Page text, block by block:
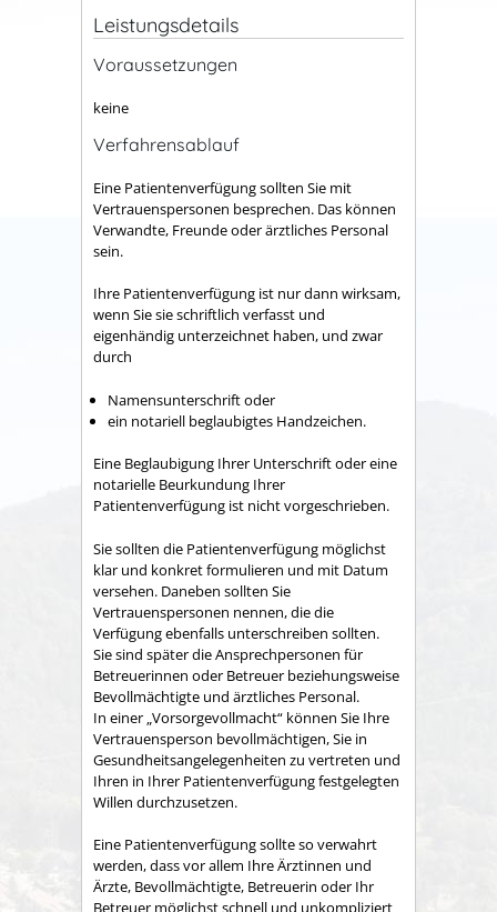
Leistungsdetails
Voraussetzungen
keine
Verfahrensablauf
Eine Patientenverfügung sollten Sie mit
Vertrauenspersonen besprechen. Das können
Verwandte, Freunde oder ärztliches Personal
sein.
Ihre Patientenverfügung ist nur dann wirksam,
wenn Sie sie schriftlich verfasst und
eigenhändig unterzeichnet haben, und zwar
durch
Namensunterschrift oder
ein notariell beglaubigtes Handzeichen.
Eine Beglaubigung Ihrer Unterschrift oder eine
notarielle Beurkundung Ihrer
Patientenverfügung ist nicht vorgeschrieben.
Sie sollten die Patientenverfügung möglichst
klar und konkret formulieren und mit Datum
versehen. Daneben sollten Sie
Vertrauenspersonen nennen, die die
Verfügung ebenfalls unterschreiben sollten.
Sie sind später die Ansprechpersonen für
Betreuerinnen oder Betreuer beziehungsweise
Bevollmächtigte und ärztliches Personal.
In einer „Vorsorgevollmacht“ können Sie Ihre
Vertrauensperson bevollmächtigen, Sie in
Gesundheitsangelegenheiten zu vertreten und
Ihren in Ihrer Patientenverfügung festgelegten
Willen durchzusetzen.
Eine Patientenverfügung sollte so verwahrt
werden, dass vor allem Ihre Ärztinnen und
Ärzte, Bevollmächtigte, Betreuerin oder Ihr